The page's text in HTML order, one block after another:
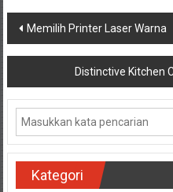
Navigasi
pos
Memilih Printer Laser Warna
Distinctive Kitchen
Kategori